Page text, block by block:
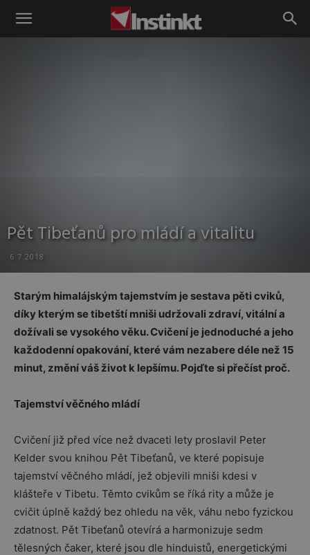
Instinkt
Pět Tibeťanů pro mládí a vitalitu
6.7.2018
Starým himalájským tajemstvím je sestava pěti cviků,
díky kterým se tibetští mniši udržovali zdraví, vitální a
dožívali se vysokého věku. Cvičení je jednoduché a jeho
každodenní opakování, které vám nezabere déle než 15
minut, změní váš život k lepšímu. Pojďte si přečíst proč.
Tajemství věčného mládí
Cvičení již před více než dvaceti lety proslavil Peter
Kelder svou knihou Pět Tibeťanů, ve které popisuje
tajemství věčného mládí, jež objevili mniši kdesi v
klášteře v Tibetu. Těmto cvikům se říká rity a může je
cvičit úplně každý bez ohledu na věk, váhu nebo fyzickou
zdatnost. Pět Tibeťanů otevírá a harmonizuje sedm
tělesných čaker, které jsou dle hinduistů, energetickými